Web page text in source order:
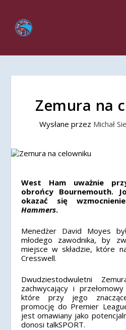
Zemura na
Wysłane przez Michał
West Ham uważnie
obrońcy Bournemouth.
okazać się
Hammers.
Menedżer David Moyes
młodego zawodnika, by
miejsce w składzie, które
Cresswell.
Dwudziestodwuletni
zachwycający i
które przy jego
promocję do Premier
jest omawiany jako
donosi talkSPORT.